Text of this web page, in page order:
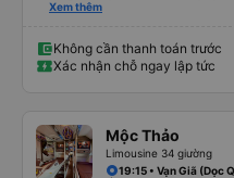
mình như những nhà xe khác. Xe mình đi là loại xe 24p đôi . xe có rèm kéo
.và 1 trạm. Dùng cho mn ăn ún.
liệu và cho mn đi wc nhưng nhà
sạch sẽ. Hk có mùi khó chiệu như những trạm
phát triển mạnh hơn🥰
Xem thêm
Không cần thanh toán trước
Xác nhận chỗ ngay lập tức
Mộc Thảo
Limousine 34 giường
19:15 • Vạn Giã (Dọc